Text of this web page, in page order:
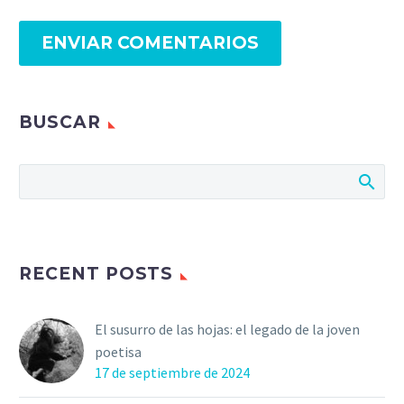
ENVIAR COMENTARIOS
BUSCAR
RECENT POSTS
El susurro de las hojas: el legado de la joven
poetisa
17 de septiembre de 2024